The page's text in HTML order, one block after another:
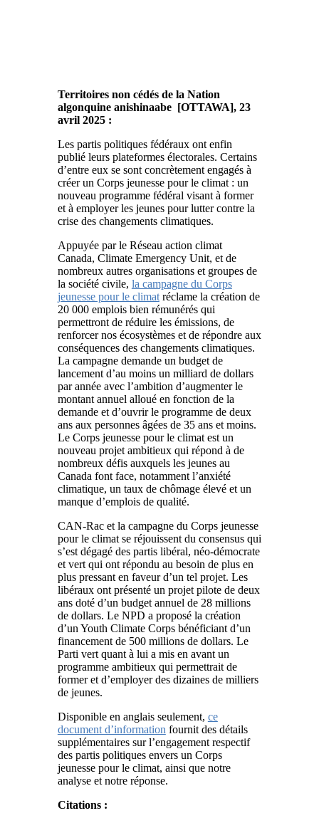
Territoires non cédés de la Nation
algonquine anishinaabe [OTTAWA], 23
avril 2025 :
Les partis politiques fédéraux ont enfin
publié leurs plateformes électorales. Certains
d’entre eux se sont concrètement engagés à
créer un Corps jeunesse pour le climat : un
nouveau programme fédéral visant à former
et à employer les jeunes pour lutter contre la
crise des changements climatiques.
Appuyée par le Réseau action climat
Canada, Climate Emergency Unit, et de
nombreux autres organisations et groupes de
la société civile, la campagne du Corps
jeunesse pour le climatréclame la création de
20 000 emplois bien rémunérés qui
permettront de réduire les émissions, de
renforcer nos écosystèmes et de répondre aux
conséquences des changements climatiques.
La campagne demande un budget de
lancement d’au moins un milliard de dollars
par année avec l’ambition d’augmenter le
montant annuel alloué en fonction de la
demande et d’ouvrir le programme de deux
ans aux personnes âgées de 35 ans et moins.
Le Corps jeunesse pour le climat est un
nouveau projet ambitieux qui répond à de
nombreux défis auxquels les jeunes au
Canada font face, notamment l’anxiété
climatique, un taux de chômage élevé et un
manque d’emplois de qualité.
CAN-Rac et la campagne du Corps jeunesse
pour le climat se réjouissent du consensus qui
s’est dégagé des partis libéral, néo-démocrate
et vert qui ont répondu au besoin de plus en
plus pressant en faveur d’un tel projet. Les
libéraux ont présenté un projet pilote de deux
ans doté d’un budget annuel de 28 millions
de dollars. Le NPD a proposé la création
d’un Youth Climate Corps bénéficiant d’un
financement de 500 millions de dollars. Le
Parti vert quant à lui a mis en avant un
programme ambitieux qui permettrait de
former et d’employer des dizaines de milliers
de jeunes.
Disponible en anglais seulement, ce
document d’information fournit des détails
supplémentaires sur l’engagement respectif
des partis politiques envers un Corps
jeunesse pour le climat, ainsi que notre
analyse et notre réponse.
Citations :